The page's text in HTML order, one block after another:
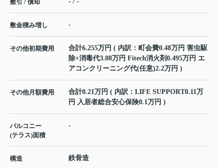
敷引 / 償却
敷金積み増し -
その他初期費用
合計6.255万円 ( 内訳：町会費0.48万円 害虫駆
除+消毒代3.08万円 Fitech消火剤0.495万円 エ
アコンクリーニング代(任意)2.2万円 )
その他月額費用
合計0.21万円 ( 内訳：LIFE SUPPORT0.11万
円 入居者総合安心保険0.1万円 )
バルコニー
(テラス)面積
-
構造 鉄骨造